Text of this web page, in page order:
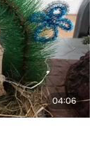
04:06